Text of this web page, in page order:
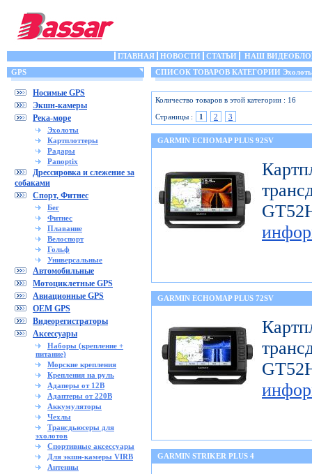
ГЛАВНАЯ НОВОСТИ СТАТЬИ
НАШ
GPS
Носимые GPS
Экшн-камеры
Река-море
Эхолоты
Картплоттеры
Радары
Panoptix
Дрессировка и слежение за
собаками
Спорт, Фитнес
Бег
Фитнес
Плавание
Велоспорт
Гольф
Универсальные
Автомобильные
Мотоциклетные GPS
Авиационные GPS
OEM GPS
Видеорегистраторы
Аксессуары
Наборы (крепление +
питание)
Морские крепления
Крепления на руль
Адаперы от 12В
Адаптеры от 220В
Аккумуляторы
Чехлы
Трансдьюсеры для
эхолотов
Спортивные аксессуары
Для экшн-камеры VIRB
Антенны
СПИСОК ТОВАРОВ КАТЕГОРИИ
Количество товаров в этой категории : 16
Страницы :
1 2 3
GARMIN ECHOMAP PLUS 92SV
GARMIN ECHOMAP PLUS 72SV
GARMIN STRIKER PLUS 4